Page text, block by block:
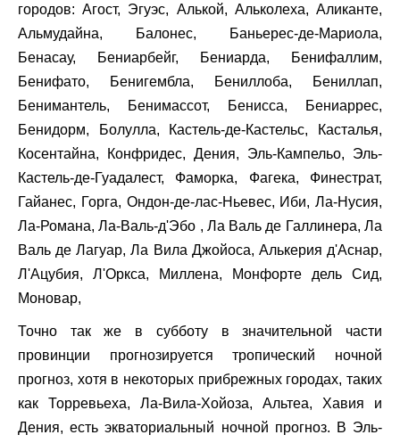
городов: Агост, Эгуэс, Алькой, Альколеха, Аликанте,
Альмудайна, Балонес, Баньерес-де-Мариола,
Бенасау, Бениарбейг, Бениарда, Бенифаллим,
Бенифато, Бенигембла, Бениллоба, Бениллап,
Бенимантель, Бенимассот, Бенисса, Бениаррес,
Бенидорм, Болулла, Кастель-де-Кастельс, Касталья,
Косентайна, Конфридес, Дения, Эль-Кампельо, Эль-
Кастель-де-Гуадалест, Фаморка, Фагека, Финестрат,
Гайанес, Горга, Ондон-де-лас-Ньевес, Иби, Ла-Нусия,
Ла-Романа, Ла-Валь-д'Эбо , Ла Валь де Галлинера, Ла
Валь де Лагуар, Ла Вила Джойоса, Алькерия д'Аснар,
Л'Ацубия, Л'Оркса, Миллена, Монфорте дель Сид,
Моновар,
Точно так же в субботу в значительной части
провинции прогнозируется тропический ночной
прогноз, хотя в некоторых прибрежных городах, таких
как Торревьеха, Ла-Вила-Хойоза, Альтеа, Хавия и
Дения, есть экваториальный ночной прогноз. В Эль-